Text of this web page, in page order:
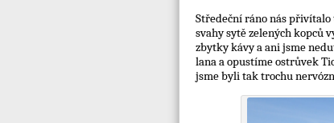
Středeční ráno nás
svahy sytě zelených kopců
zbytky kávy a ani jsme
lana a opustíme ostrůvek
jsme byli tak trochu